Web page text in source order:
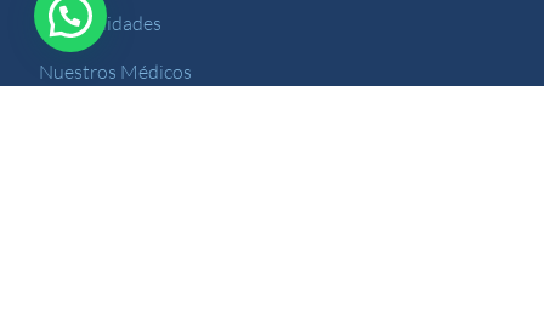
Especialidades
Nuestros Médicos